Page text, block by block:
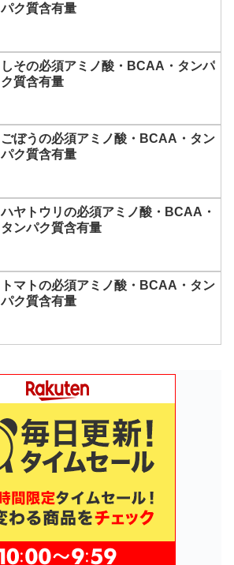
パク質含有量
しその必須アミノ酸・BCAA・タンパ
ク質含有量
ごぼうの必須アミノ酸・BCAA・タン
パク質含有量
ハヤトウリの必須アミノ酸・BCAA・
タンパク質含有量
トマトの必須アミノ酸・BCAA・タン
パク質含有量